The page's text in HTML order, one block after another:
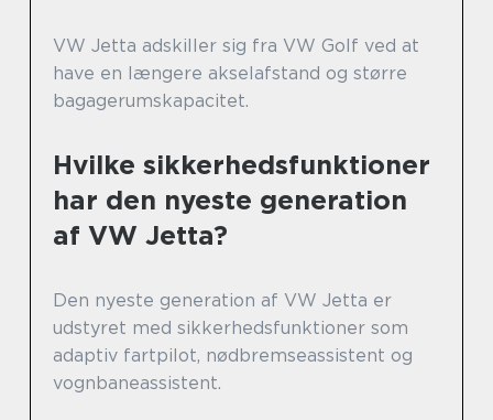
VW Jetta adskiller sig fra VW Golf ved at
have en længere akselafstand og større
bagagerumskapacitet.
Hvilke sikkerhedsfunktioner
har den nyeste generation
af VW Jetta?
Den nyeste generation af VW Jetta er
udstyret med sikkerhedsfunktioner som
adaptiv fartpilot, nødbremseassistent og
vognbaneassistent.